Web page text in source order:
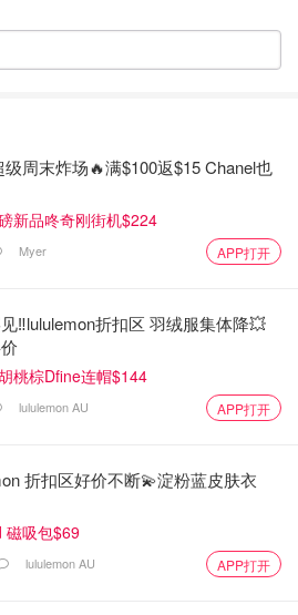
级周末炸场🔥满$100返$15 Chanel也
新品咚奇刚街机$224
Myer APP打开
‼️lululemon折扣区 羽绒服集体降💥
桃棕Dfine连帽$144
lululemon AU APP打开
折扣区好价不断💫淀粉蓝皮肤衣
磁吸包$69
lululemon AU APP打开